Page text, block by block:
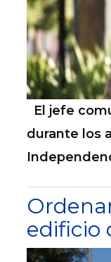
El jefe
durante los
edificio